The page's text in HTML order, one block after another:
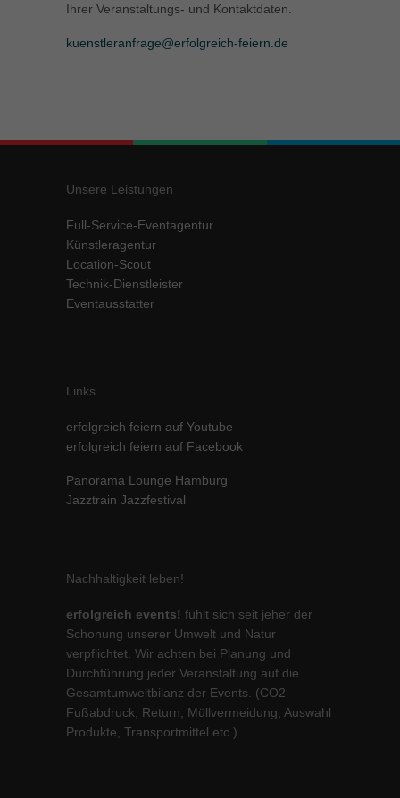
Ihrer Veranstaltungs- und Kontaktdaten.
kuenstleranfrage@erfolgreich-feiern.de
Unsere Leistungen
Full-Service-Eventagentur
Künstleragentur
Location-Scout
Technik-Dienstleister
Eventausstatter
Links
erfolgreich feiern auf Youtube
erfolgreich feiern auf Facebook
Panorama Lounge Hamburg
Jazztrain Jazzfestival
Nachhaltigkeit leben!
erfolgreich events! fühlt sich seit jeher der
Schonung unserer Umwelt und Natur
verpflichtet. Wir achten bei Planung und
Durchführung jeder Veranstaltung auf die
Gesamtumweltbilanz der Events. (CO2-
Fußabdruck, Return, Müllvermeidung, Auswahl
Produkte, Transportmittel etc.)